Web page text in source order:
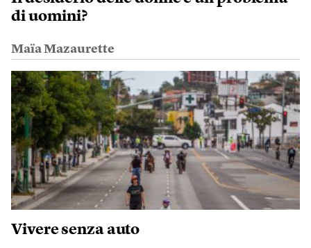
di uomini?
Maïa Mazaurette
Vivere senza auto